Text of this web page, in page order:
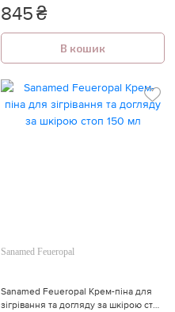
845₴
В кошик
Sanamed Feueropal
Sanamed Feueropal Крем-піна для
зігрівання та догляду за шкірою стоп